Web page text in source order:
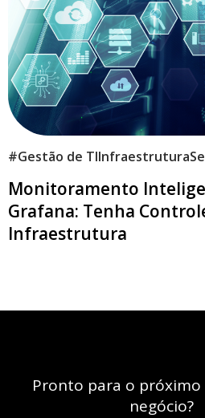
#Gestão de TIInfraestrutura
Monitoramento
Grafana: Tenha
Infraestrutura
Pronto para o próximo
negócio?